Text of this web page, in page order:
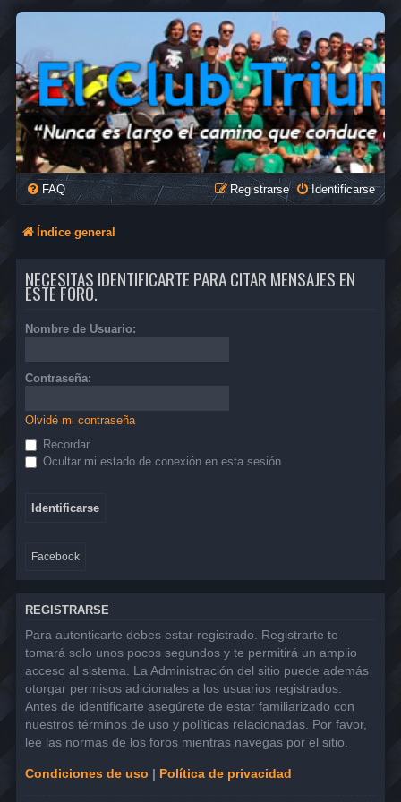
FAQ Identificarse
Registrarse
Índice general
NECESITAS IDENTIFICARTE PARA CITAR MENSAJES EN
ESTE FORO.
Nombre de Usuario:
Contraseña:
Olvidé mi contraseña
Recordar
Ocultar mi estado de conexión en esta sesión
Facebook
REGISTRARSE
Para autenticarte debes estar registrado. Registrarte te
tomará solo unos pocos segundos y te permitirá un amplio
acceso al sistema. La Administración del sitio puede además
otorgar permisos adicionales a los usuarios registrados.
Antes de identificarte asegúrete de estar familiarizado con
nuestros términos de uso y políticas relacionadas. Por favor,
lee las normas de los foros mientras navegas por el sitio.
Condiciones de uso | Política de privacidad